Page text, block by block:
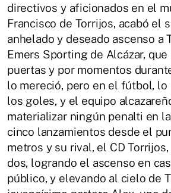
directivos y aficionados en el
Francisco de Torrijos, acabó el
anhelado y deseado ascenso a
Emers Sporting de Alcázar,
puertas y por momentos
lo mereció, pero en el fútbol, lo
los goles, y el equipo
materializar ningún penalti en
cinco lanzamientos desde el
metros y su rival, el CD
dos, logrando el ascenso en
público, y elevando al cielo de